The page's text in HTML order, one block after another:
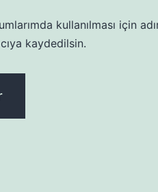
kullanılması için
kaydedilsin.